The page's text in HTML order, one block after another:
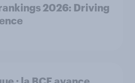
2026: ​Driving